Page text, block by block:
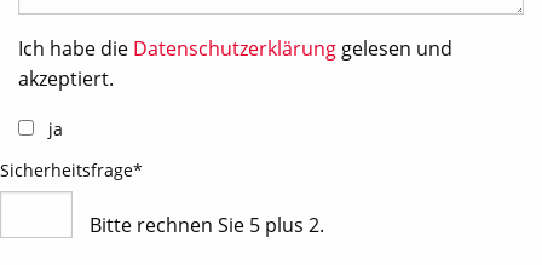
Ich habe die Datenschutzerklärung gelesen und
akzeptiert.
ja
Sicherheitsfrage*
Bitte rechnen Sie 5 plus 2.